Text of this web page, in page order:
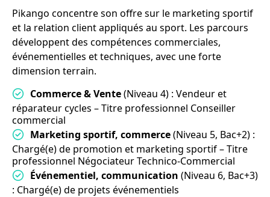
Pikango concentre son offre sur le marketing sportif
et la relation client appliqués au sport. Les parcours
développent des compétences commerciales,
événementielles et techniques, avec une forte
dimension terrain.
Commerce & Vente(Niveau 4) : Vendeur et
réparateur cycles – Titre professionnel Conseiller
commercial
Marketing sportif, commerce(Niveau 5, Bac+2) :
Chargé(e) de promotion et marketing sportif – Titre
professionnel Négociateur Technico-Commercial
Événementiel, communication (Niveau 6, Bac+3)
: Chargé(e) de projets événementiels